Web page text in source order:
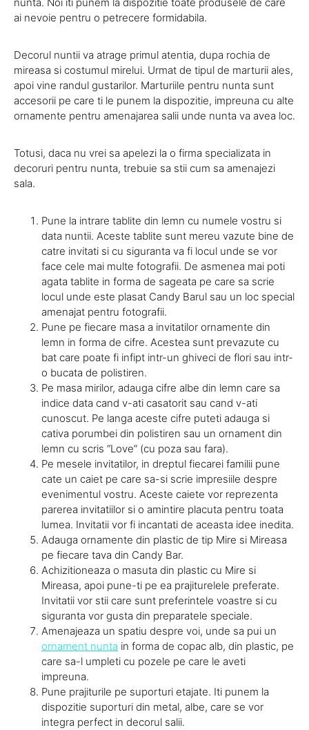
ai nevoie pentru o petrecere formidabila.
Decorul nuntii va atrage primul atentia, dupa rochia de
mireasa si costumul mirelui. Urmat de tipul de marturii ales,
apoi vine randul gustarilor. Marturiile pentru nunta sunt
accesorii pe care ti le punem la dispozitie, impreuna cu alte
ornamente pentru amenajarea salii unde nunta va avea loc.
Totusi, daca nu vrei sa apelezi la o firma specializata in
decoruri pentru nunta, trebuie sa stii cum sa amenajezi
sala.
Pune la intrare tablite din lemn cu numele vostru si
data nuntii. Aceste tablite sunt mereu vazute bine de
catre invitati si cu siguranta va fi locul unde se vor
face cele mai multe fotografii. De asmenea mai poti
agata tablite in forma de sageata pe care sa scrie
locul unde este plasat Candy Barul sau un loc special
amenajat pentru fotografii.
Pune pe fiecare masa a invitatilor ornamente din
lemn in forma de cifre. Acestea sunt prevazute cu
bat care poate fi infipt intr-un ghiveci de flori sau intr-
o bucata de polistiren.
Pe masa mirilor, adauga cifre albe din lemn care sa
indice data cand v-ati casatorit sau cand v-ati
cunoscut. Pe langa aceste cifre puteti adauga si
cativa porumbei din polistiren sau un ornament din
lemn cu scris “Love” (cu poza sau fara).
Pe mesele invitatilor, in dreptul fiecarei familii pune
cate un caiet pe care sa-si scrie impresiile despre
evenimentul vostru. Aceste caiete vor reprezenta
parerea invitatiilor si o amintire placuta pentru toata
lumea. Invitatii vor fi incantati de aceasta idee inedita.
Adauga ornamente din plastic de tip Mire si Mireasa
pe fiecare tava din Candy Bar.
Achizitioneaza o masuta din plastic cu Mire si
Mireasa, apoi pune-ti pe ea prajiturelele preferate.
Invitatii vor stii care sunt preferintele voastre si cu
siguranta vor gusta din preparatele speciale.
Amenajeaza un spatiu despre voi, unde sa pui un
ornament nunta in forma de copac alb, din plastic, pe
care sa-l umpleti cu pozele pe care le aveti
impreuna.
Pune prajiturile pe suporturi etajate. Iti punem la
dispozitie suporturi din metal, albe, care se vor
integra perfect in decorul salii.